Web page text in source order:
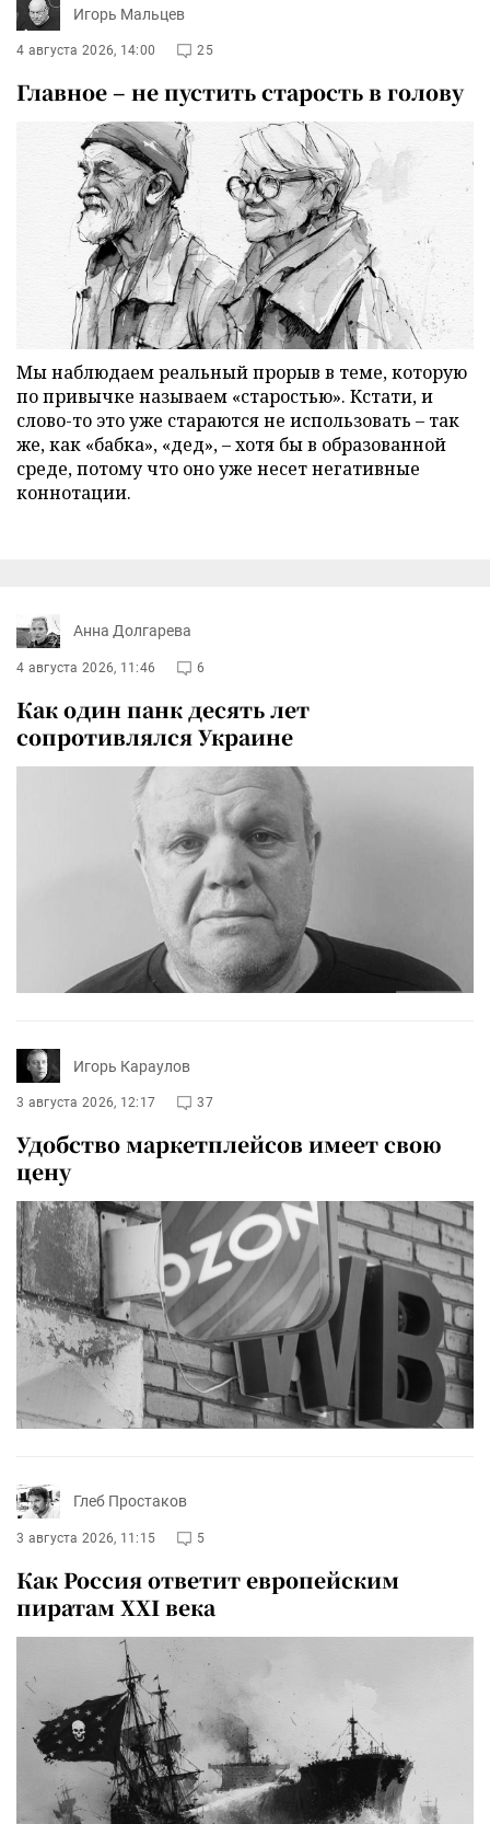
Игорь Мальцев
4 августа 2026, 14:00 25
Главное – не пустить старость в голову
Мы наблюдаем реальный прорыв в теме, которую
по привычке называем «старостью». Кстати, и
слово-то это уже стараются не использовать – так
же, как «бабка», «дед», – хотя бы в образованной
среде, потому что оно уже несет негативные
коннотации.
Анна Долгарева
4 августа 2026, 11:46 6
Как один панк десять лет
сопротивлялся Украине
Игорь Караулов
3 августа 2026, 12:17 37
Удобство маркетплейсов имеет свою
цену
Глеб Простаков
3 августа 2026, 11:15 5
Как Россия ответит европейским
пиратам XXI века